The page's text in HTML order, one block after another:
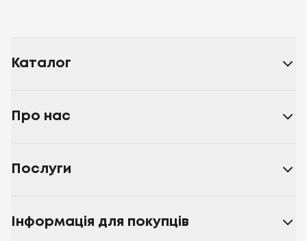
Каталог
Про нас
Послуги
Інформація для покупців